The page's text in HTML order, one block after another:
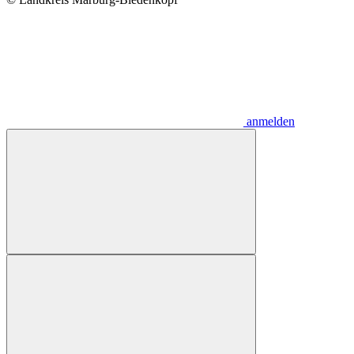
anmelden